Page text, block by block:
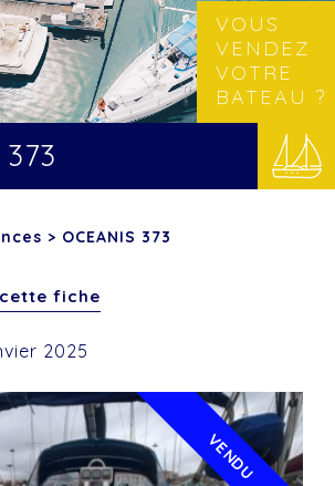
VOUS
VENDEZ
VOTRE
BATEAU ?
373
> OCEANIS 373
fiche
2025
VENDU